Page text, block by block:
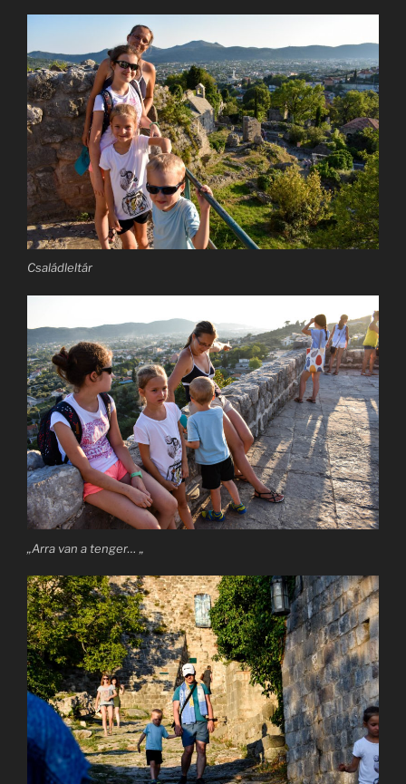
Családleltár
„Arra van a tenger… „